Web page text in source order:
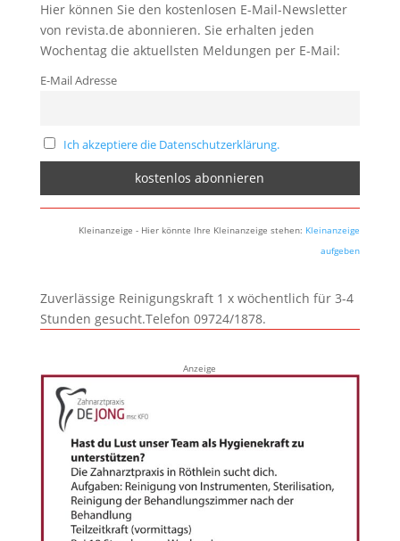
Hier können Sie den kostenlosen E-Mail-Newsletter
von revista.de abonnieren. Sie erhalten jeden
Wochentag die aktuellsten Meldungen per E-Mail:
E-Mail Adresse
Ich akzeptiere die Datenschutzerklärung.
Kleinanzeige - Hier könnte Ihre Kleinanzeige stehen: Kleinanzeige
aufgeben
Zuverlässige Reinigungskraft 1 x wöchentlich für 3-4
Stunden gesucht.Telefon 09724/1878.
Anzeige